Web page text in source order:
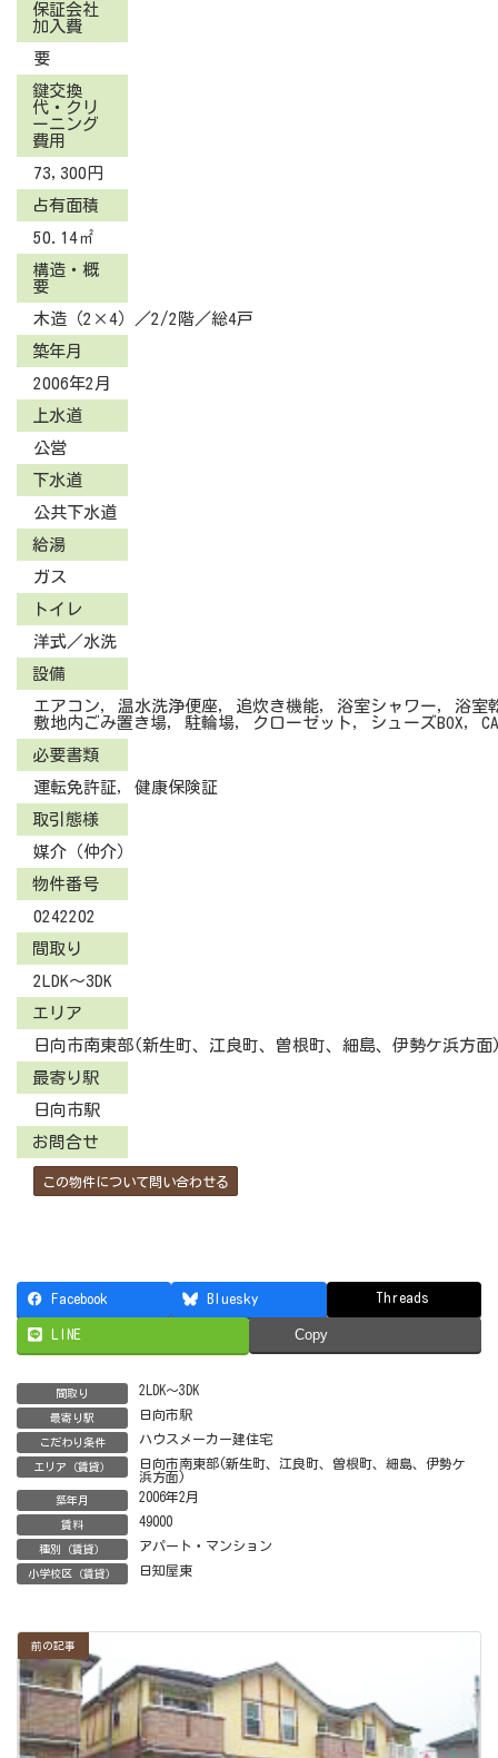
保証会社
加入費
要
鍵交換
代・クリ
ーニング
費用
73,300円
占有面積
50.14㎡
構造・概
要
木造（2×4）／2/2階／総4戸
築年月
2006年2月
上水道
公営
下水道
公共下水道
給湯
ガス
トイレ
洋式／水洗
設備
エアコン, 温水洗浄便座, 追炊き機能, 浴室シャワー, 浴室
敷地内ごみ置き場, 駐輪場, クローゼット, シューズBOX,
必要書類
運転免許証, 健康保険証
取引態様
媒介（仲介）
物件番号
0242202
間取り
2LDK～3DK
エリア
日向市南東部(新生町、江良町、曽根町、細島、伊勢ケ浜方
最寄り駅
日向市駅
お問合せ
この物件について問い合わせる
Facebook Bluesky Threads
LINE Copy
間取り 2LDK～3DK
最寄り駅 日向市駅
こだわり条件 ハウスメーカー建住宅
エリア（賃貸）
日向市南東部(新生町、江良町、曽根町、細島、伊勢ケ
浜方面)
築年月 2006年2月
賃料 49000
種別（賃貸） アパート・マンション
小学校区（賃貸） 日知屋東
前の記事